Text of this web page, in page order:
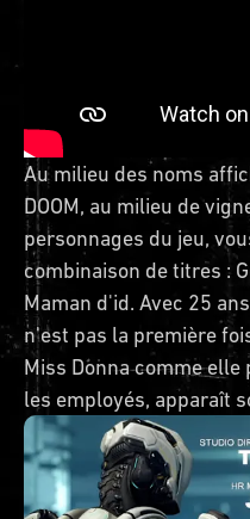
Au milieu des noms
DOOM, au milieu de
personnages du jeu,
combinaison de titres :
Maman d'id. Avec 25
n'est pas la première
Miss Donna comme
les employés, apparaît